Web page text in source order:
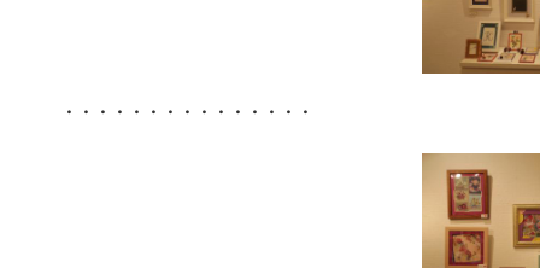
・・・・・・・・・・・・・・・